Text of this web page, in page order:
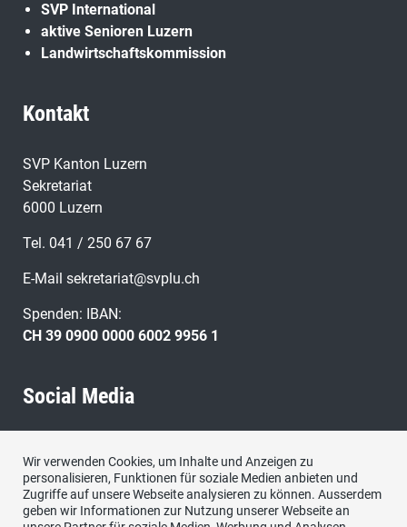
SVP International
aktive Senioren Luzern
Landwirtschaftskommission
Kontakt
SVP Kanton Luzern
Sekretariat
6000 Luzern
Tel. 041 / 250 67 67
E-Mail sekretariat@svplu.ch
Spenden: IBAN:
CH 39 0900 0000 6002 9956 1
Social Media
Wir verwenden Cookies, um Inhalte und Anzeigen zu
personalisieren, Funktionen für soziale Medien anbieten und
Zugriffe auf unsere Webseite analysieren zu können. Ausserdem
geben wir Informationen zur Nutzung unserer Webseite an